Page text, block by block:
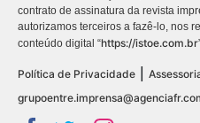
contrato de assinatura da revista
autorizamos terceiros a fazê-lo, nos
conteúdo digital “https://istoe.com.br
Política de Privacidade |